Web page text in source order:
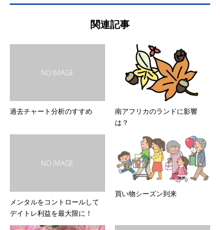
関連記事
過去チャート分析のすすめ
南アフリカのランドに影響
は？
メンタルをコントロールして
デイトレ利益を最大限に！
買い物シーズン到来